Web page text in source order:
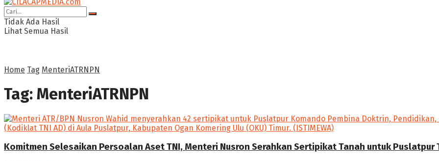
Tidak Ada Hasil
Lihat Semua Hasil
Home Tag MenteriATRNPN
Tag: MenteriATRNPN
Komitmen Selesaikan Persoalan Aset TNI, Menteri Nusron Serahkan Sertipikat Tanah untuk Puslatpur